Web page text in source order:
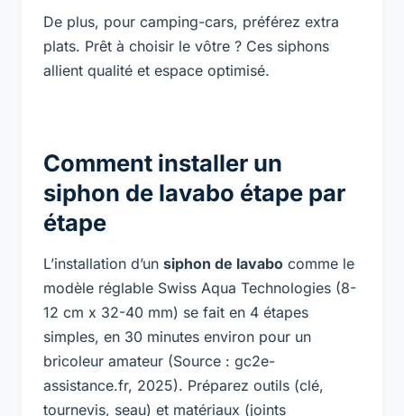
De plus, pour camping-cars, préférez extra
plats. Prêt à choisir le vôtre ? Ces siphons
allient qualité et espace optimisé.
Comment installer un
siphon de lavabo étape par
étape
L’installation d’un siphon de lavabo comme le
modèle réglable Swiss Aqua Technologies (8-
12 cm x 32-40 mm) se fait en 4 étapes
simples, en 30 minutes environ pour un
bricoleur amateur (Source : gc2e-
assistance.fr, 2025). Préparez outils (clé,
tournevis, seau) et matériaux (joints